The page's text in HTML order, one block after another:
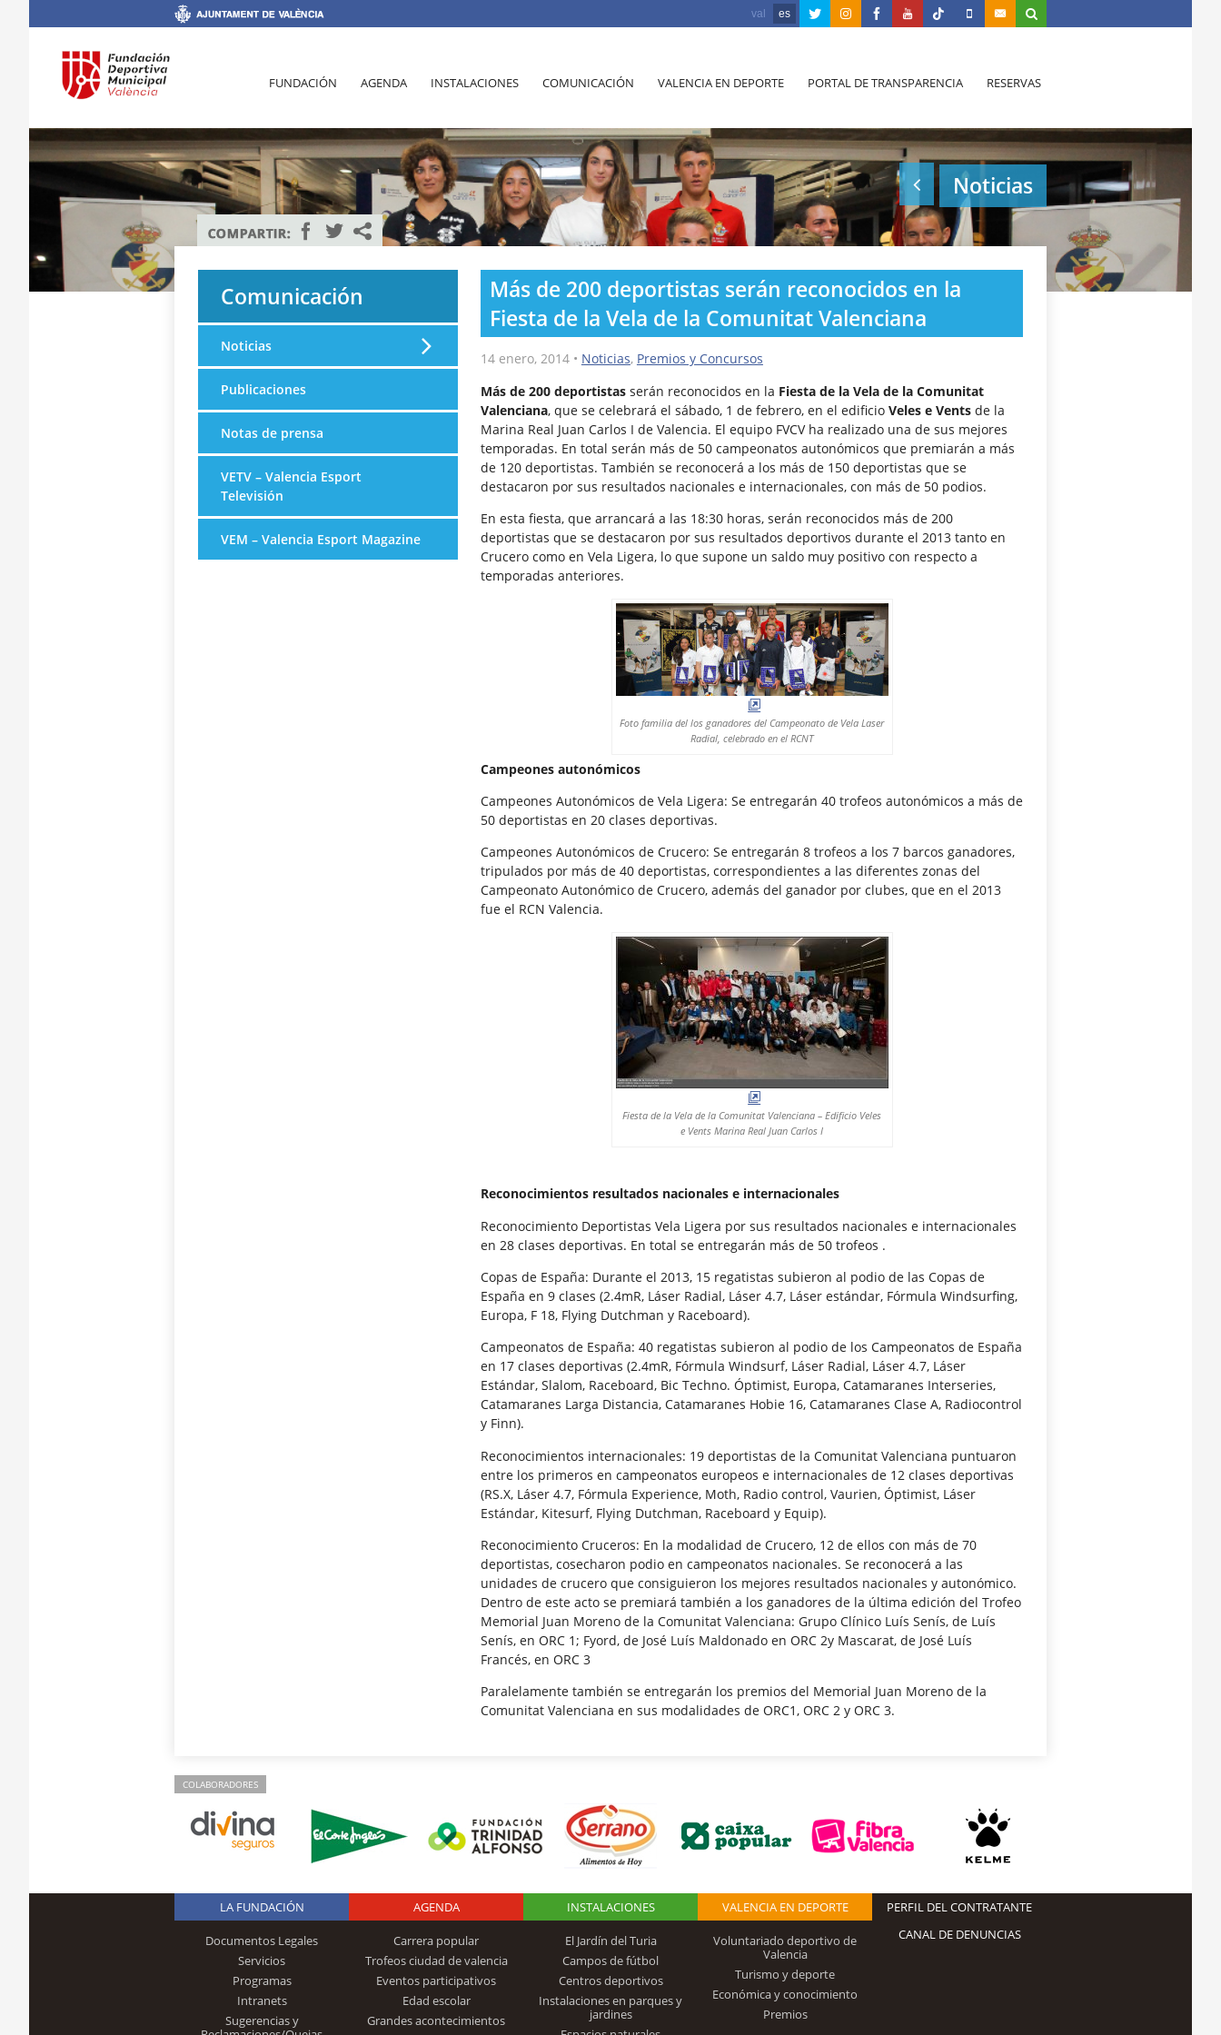
val es
FUNDACIÓN AGENDA INSTALACIONES COMUNICACIÓN VALENCIA EN DEPORTE PORTAL DE TRANSPARENCIA RESERVAS
Noticias
Más de 200 deportistas serán reconocidos en la
Fiesta de la Vela de la Comunitat Valenciana
14 enero, 2014• Noticias, Premios y Concursos
Más de 200 deportistasserán reconocidos en la Fiesta de la Vela de la Comunitat
Valenciana, que se celebrará el sábado, 1 de febrero, en el edificio Veles e Ventsde la
Marina Real Juan Carlos I de Valencia. El equipo FVCV ha realizado una de sus mejores
temporadas. En total serán más de 50 campeonatos autonómicos que premiarán a más
de 120 deportistas. También se reconocerá a los más de 150 deportistas que se
destacaron por sus resultados nacionales e internacionales, con más de 50 podios.
En esta fiesta, que arrancará a las 18:30 horas, serán reconocidos más de 200
deportistas que se destacaron por sus resultados deportivos durante el 2013 tanto en
Crucero como en Vela Ligera, lo que supone un saldo muy positivo con respecto a
temporadas anteriores.
Foto familia del los ganadores del Campeonato de Vela Laser
Radial, celebrado en el RCNT
Campeones autonómicos
Campeones Autonómicos de Vela Ligera: Se entregarán 40 trofeos autonómicos a más de
50 deportistas en 20 clases deportivas.
Campeones Autonómicos de Crucero: Se entregarán 8 trofeos a los 7 barcos ganadores,
tripulados por más de 40 deportistas, correspondientes a las diferentes zonas del
Campeonato Autonómico de Crucero, además del ganador por clubes, que en el 2013
fue el RCN Valencia.
Fiesta de la Vela de la Comunitat Valenciana – Edificio Veles
e Vents Marina Real Juan Carlos I
Reconocimientos resultados nacionales e internacionales
Reconocimiento Deportistas Vela Ligera por sus resultados nacionales e internacionales
en 28 clases deportivas. En total se entregarán más de 50 trofeos .
Copas de España: Durante el 2013, 15 regatistas subieron al podio de las Copas de
España en 9 clases (2.4mR, Láser Radial, Láser 4.7, Láser estándar, Fórmula Windsurfing,
Europa, F 18, Flying Dutchman y Raceboard).
Campeonatos de España: 40 regatistas subieron al podio de los Campeonatos de España
en 17 clases deportivas (2.4mR, Fórmula Windsurf, Láser Radial, Láser 4.7, Láser
Estándar, Slalom, Raceboard, Bic Techno. Óptimist, Europa, Catamaranes Interseries,
Catamaranes Larga Distancia, Catamaranes Hobie 16, Catamaranes Clase A, Radiocontrol
y Finn).
Reconocimientos internacionales: 19 deportistas de la Comunitat Valenciana puntuaron
entre los primeros en campeonatos europeos e internacionales de 12 clases deportivas
(RS.X, Láser 4.7, Fórmula Experience, Moth, Radio control, Vaurien, Óptimist, Láser
Estándar, Kitesurf, Flying Dutchman, Raceboard y Equip).
Reconocimiento Cruceros: En la modalidad de Crucero, 12 de ellos con más de 70
deportistas, cosecharon podio en campeonatos nacionales. Se reconocerá a las
unidades de crucero que consiguieron los mejores resultados nacionales y autonómico.
Dentro de este acto se premiará también a los ganadores de la última edición del Trofeo
Memorial Juan Moreno de la Comunitat Valenciana: Grupo Clínico Luís Senís, de Luís
Senís, en ORC 1; Fyord, de José Luís Maldonado en ORC 2y Mascarat, de José Luís
Francés, en ORC 3
Paralelamente también se entregarán los premios del Memorial Juan Moreno de la
Comunitat Valenciana en sus modalidades de ORC1, ORC 2 y ORC 3.
Comunicación
Noticias
Publicaciones
Notas de prensa
VETV – Valencia Esport
Televisión
VEM – Valencia Esport Magazine
COLABORADORES
Logo Fundación
Trinidad Alfonso
LA FUNDACIÓN
Documentos Legales
Servicios
Programas
Intranets
Sugerencias y
AGENDA
Carrera popular
Trofeos ciudad de valencia
Eventos participativos
Edad escolar
Grandes acontecimientos
INSTALACIONES
El Jardín del Turia
Campos de fútbol
Centros deportivos
Instalaciones en parques y
jardines
VALENCIA EN DEPORTE
Voluntariado deportivo de
Valencia
Turismo y deporte
Económica y conocimiento
Premios
PERFIL DEL CONTRATANTE
CANAL DE DENUNCIAS